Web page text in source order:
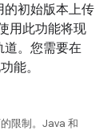
的初始版本上传
用此功能将现
。您需要在
能。
限制。Java 和